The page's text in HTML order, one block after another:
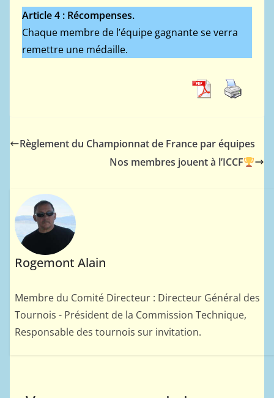
Article 4 : Récompenses.
Chaque membre de l’équipe gagnante se verra
remettre une médaille.
Règlement du Championnat de France par équipes
Nos membres jouent à l’ICCF
Rogemont Alain
Membre du Comité Directeur : Directeur Général des
Tournois - Président de la Commission Technique,
Responsable des tournois sur invitation.